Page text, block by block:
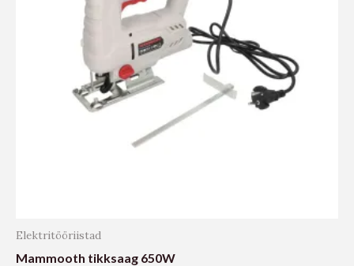
Elektritööriistad
Mammooth tikksaag 650W